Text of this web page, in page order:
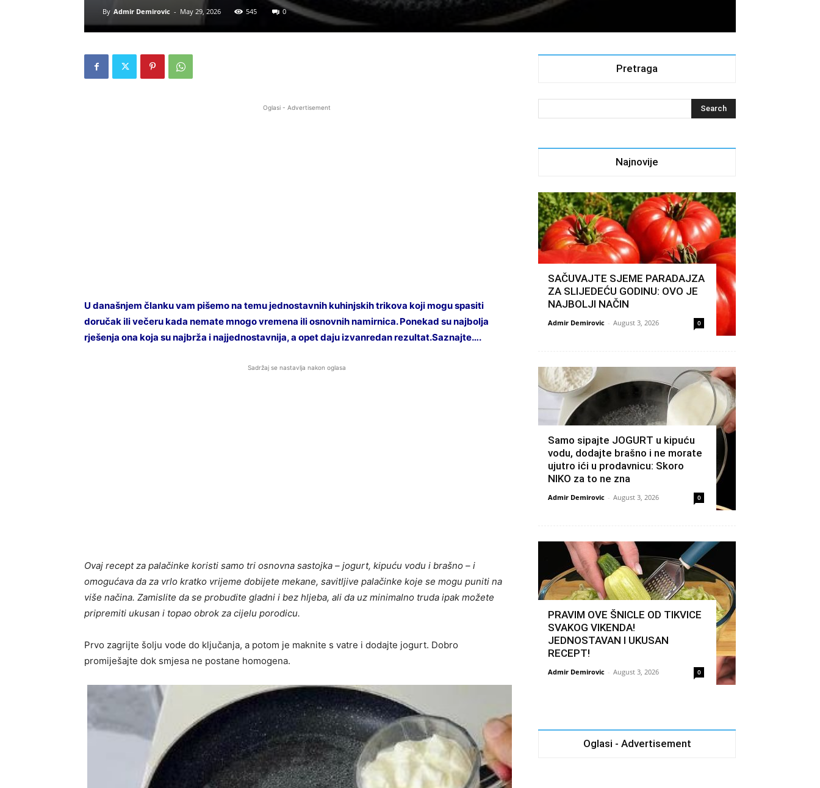
By Admir Demirovic - May 29, 2026 545 0
Oglasi - Advertisement
U današnjem članku vam pišemo na temu jednostavnih kuhinjskih trikova koji mogu spasiti
doručak ili večeru kada nemate mnogo vremena ili osnovnih namirnica. Ponekad su najbolja
rješenja ona koja su najbrža i najjednostavnija, a opet daju izvanredan rezultat.Saznajte….
Sadržaj se nastavlja nakon oglasa
Ovaj recept za palačinke koristi samo tri osnovna sastojka – jogurt, kipuću vodu i brašno – i
omogućava da za vrlo kratko vrijeme dobijete mekane, savitljive palačinke koje se mogu puniti na
više načina. Zamislite da se probudite gladni i bez hljeba, ali da uz minimalno truda ipak možete
pripremiti ukusan i topao obrok za cijelu porodicu.
Prvo zagrijte šolju vode do ključanja, a potom je maknite s vatre i dodajte jogurt. Dobro
promiješajte dok smjesa ne postane homogena.
Pretraga
Najnovije
SAČUVAJTE SJEME PARADAJZA
ZA SLIJEDEĆU GODINU: OVO JE
NAJBOLJI NAČIN
Admir Demirovic - August 3, 2026 0
Samo sipajte JOGURT u kipuću
vodu, dodajte brašno i ne morate
ujutro ići u prodavnicu: Skoro
NIKO za to ne zna
Admir Demirovic - August 3, 2026 0
PRAVIM OVE ŠNICLE OD TIKVICE
SVAKOG VIKENDA!
JEDNOSTAVAN I UKUSAN
RECEPT!
Admir Demirovic - August 3, 2026 0
Oglasi - Advertisement